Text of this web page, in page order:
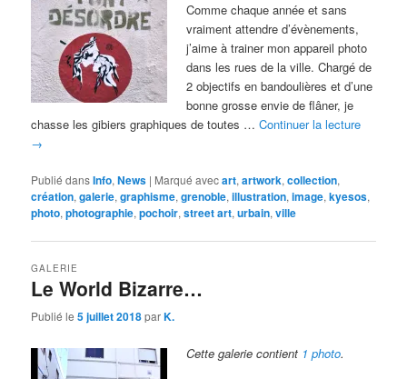
Comme chaque année et sans
vraiment attendre d’évènements,
j’aime à trainer mon appareil photo
dans les rues de la ville. Chargé de
2 objectifs en bandoulières et d’une
bonne grosse envie de flâner, je
chasse les gibiers graphiques de toutes …Continuer la lecture
→
Publié dansInfo,News | Marqué avecart,artwork,collection,
création,galerie,graphisme,grenoble,illustration,image,kyesos,
photo,photographie,pochoir,street art,urbain,ville
Le World Bizarre…
GALERIE
Publié le5 juillet 2018parK.
Cette galerie contient 1 photo.